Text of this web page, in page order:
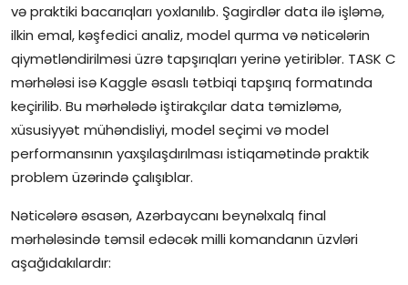
və praktiki bacarıqları yoxlanılıb. Şagirdlər data ilə işləmə,
ilkin emal, kəşfedici analiz, model qurma və nəticələrin
qiymətləndirilməsi üzrə tapşırıqları yerinə yetiriblər. TASK C
mərhələsi isə Kaggle əsaslı tətbiqi tapşırıq formatında
keçirilib. Bu mərhələdə iştirakçılar data təmizləmə,
xüsusiyyət mühəndisliyi, model seçimi və model
performansının yaxşılaşdırılması istiqamətində praktik
problem üzərində çalışıblar.
Nəticələrə əsasən, Azərbaycanı beynəlxalq final
mərhələsində təmsil edəcək milli komandanın üzvləri
aşağıdakılardır: